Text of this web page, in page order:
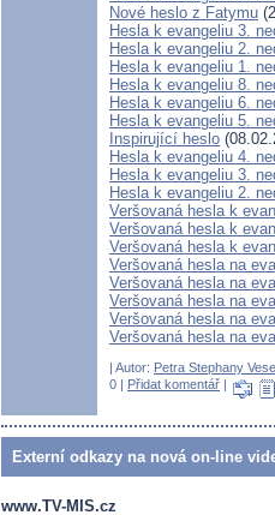
Nové heslo z Fatymu
Hesla k evangeliu 3.
Hesla k evangeliu 2.
Hesla k evangeliu 1.
Hesla k evangeliu 8.
Hesla k evangeliu 6.
Hesla k evangeliu 5.
Inspirující heslo
Hesla k evangeliu 4.
Hesla k evangeliu 3.
Hesla k evangeliu 2.
Veršovaná hesla k
Veršovaná hesla k
Veršovaná hesla k
Veršovaná hesla na
Veršovaná hesla na
Veršovaná hesla na
Veršovaná hesla na
Veršovaná hesla na
| Autor: Petra Stephany
0 | Přidat komentář |
Externí odkazy na nová on-line
www.TV-MIS.cz